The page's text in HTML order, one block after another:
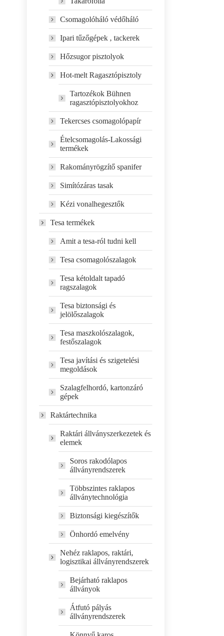
Csomagolóháló védőháló
Ipari tűzőgépek , tackerek
Hőzsugor pisztolyok
Hot-melt Ragasztópisztoly
Tartozékok Bühnen
ragasztópisztolyokhoz
Tekercses csomagolópapír
Ételcsomagolás-Lakossági
termékek
Rakományrögzítő spanifer
Simítózáras tasak
Kézi vonalhegesztők
Tesa termékek
Amit a tesa-ról tudni kell
Tesa csomagolószalagok
Tesa kétoldalt tapadó
ragszalagok
Tesa biztonsági és
jelölőszalagok
Tesa maszkolószalagok,
festőszalagok
Tesa javítási és szigetelési
megoldások
Szalagfelhordó, kartonzáró
gépek
Raktártechnika
Raktári állványszerkezetek és
elemek
Soros rakodólapos
állványrendszerek
Többszintes raklapos
állványtechnológia
Biztonsági kiegészítők
Önhordó emelvény
Nehéz raklapos, raktári,
logisztikai állványrendszerek
Bejárható raklapos
állványok
Átfutó pályás
állványrendszerek